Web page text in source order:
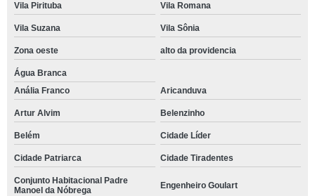
Vila Pirituba Vila Romana
Vila Suzana Vila Sônia
Zona oeste alto da providencia
Água Branca
Anália Franco
Aricanduva
Artur Alvim Belenzinho
Belém Cidade Líder
Cidade Patriarca Cidade Tiradentes
Conjunto Habitacional Padre
Manoel da Nóbrega
Engenheiro Goulart